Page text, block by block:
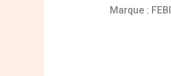
Marque : FEBI